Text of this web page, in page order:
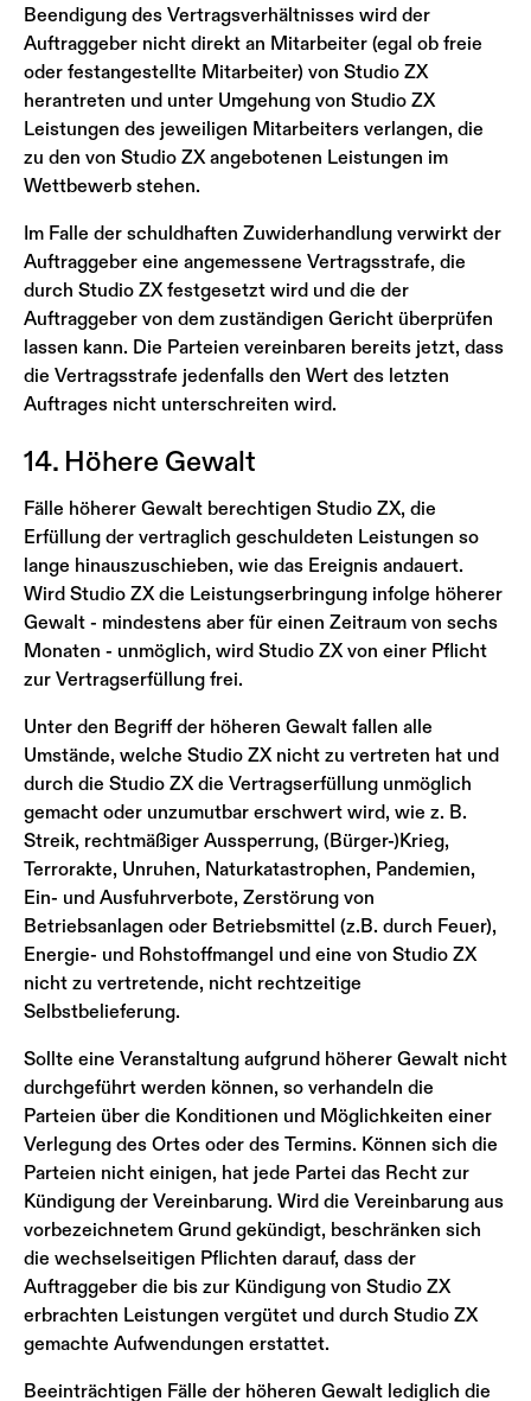
Beendigung des Vertragsverhältnisses wird der
Auftraggeber nicht direkt an Mitarbeiter (egal ob freie
oder festangestellte Mitarbeiter) von Studio ZX
herantreten und unter Umgehung von Studio ZX
Leistungen des jeweiligen Mitarbeiters verlangen, die
zu den von Studio ZX angebotenen Leistungen im
Wettbewerb stehen.
Im Falle der schuldhaften Zuwiderhandlung verwirkt der
Auftraggeber eine angemessene Vertragsstrafe, die
durch Studio ZX festgesetzt wird und die der
Auftraggeber von dem zuständigen Gericht überprüfen
lassen kann. Die Parteien vereinbaren bereits jetzt, dass
die Vertragsstrafe jedenfalls den Wert des letzten
Auftrages nicht unterschreiten wird.
14. Höhere Gewalt
Fälle höherer Gewalt berechtigen Studio ZX, die
Erfüllung der vertraglich geschuldeten Leistungen so
lange hinauszuschieben, wie das Ereignis andauert.
Wird Studio ZX die Leistungserbringung infolge höherer
Gewalt - mindestens aber für einen Zeitraum von sechs
Monaten - unmöglich, wird Studio ZX von einer Pflicht
zur Vertragserfüllung frei.
Unter den Begriff der höheren Gewalt fallen alle
Umstände, welche Studio ZX nicht zu vertreten hat und
durch die Studio ZX die Vertragserfüllung unmöglich
gemacht oder unzumutbar erschwert wird, wie z. B.
Streik, rechtmäßiger Aussperrung, (Bürger-)Krieg,
Terrorakte, Unruhen, Naturkatastrophen, Pandemien,
Ein- und Ausfuhrverbote, Zerstörung von
Betriebsanlagen oder Betriebsmittel (z.B. durch Feuer),
Energie- und Rohstoffmangel und eine von Studio ZX
nicht zu vertretende, nicht rechtzeitige
Selbstbelieferung.
Sollte eine Veranstaltung aufgrund höherer Gewalt nicht
durchgeführt werden können, so verhandeln die
Parteien über die Konditionen und Möglichkeiten einer
Verlegung des Ortes oder des Termins. Können sich die
Parteien nicht einigen, hat jede Partei das Recht zur
Kündigung der Vereinbarung. Wird die Vereinbarung aus
vorbezeichnetem Grund gekündigt, beschränken sich
die wechselseitigen Pflichten darauf, dass der
Auftraggeber die bis zur Kündigung von Studio ZX
erbrachten Leistungen vergütet und durch Studio ZX
gemachte Aufwendungen erstattet.
Beeinträchtigen Fälle der höheren Gewalt lediglich die